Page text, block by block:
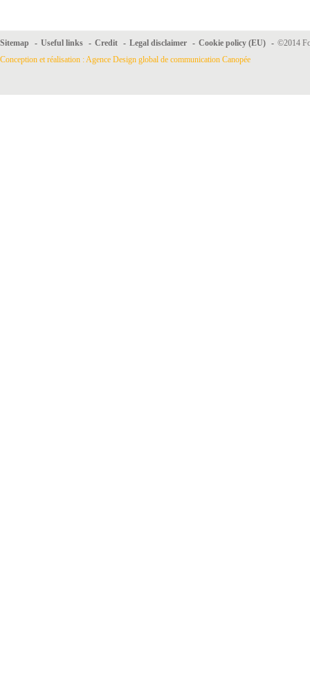
Sitemap - Useful links - Credit - Legal disclaimer - Cookie policy (EU) - ©2014
Conception et réalisation : Agence Design global de communication Canopée